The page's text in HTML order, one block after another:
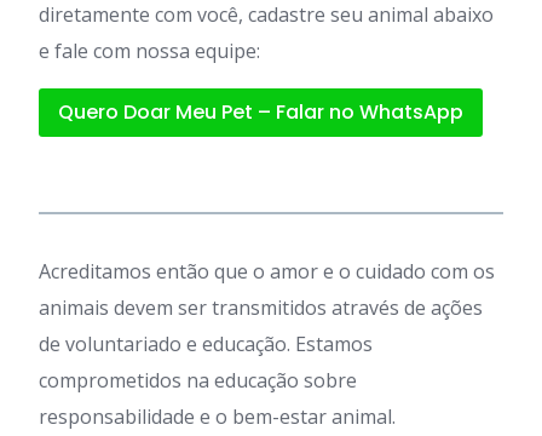
diretamente com você, cadastre seu animal abaixo
e fale com nossa equipe:
Quero Doar Meu Pet – Falar no WhatsApp
Acreditamos então que o amor e o cuidado com os
animais devem ser transmitidos através de ações
de voluntariado e educação. Estamos
comprometidos na educação sobre
responsabilidade e o bem-estar animal.